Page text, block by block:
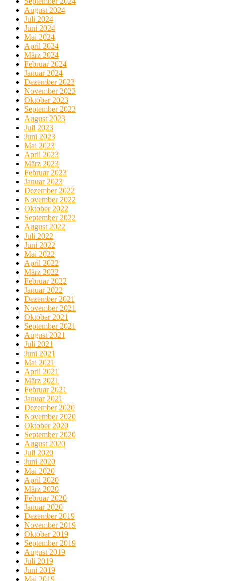
August 2024
Juli 2024
Juni 2024
Mai 2024
April 2024
März 2024
Februar 2024
Januar 2024
Dezember 2023
November 2023
Oktober 2023
September 2023
August 2023
Juli 2023
Juni 2023
Mai 2023
April 2023
März 2023
Februar 2023
Januar 2023
Dezember 2022
November 2022
Oktober 2022
September 2022
August 2022
Juli 2022
Juni 2022
Mai 2022
April 2022
März 2022
Februar 2022
Januar 2022
Dezember 2021
November 2021
Oktober 2021
September 2021
August 2021
Juli 2021
Juni 2021
Mai 2021
April 2021
März 2021
Februar 2021
Januar 2021
Dezember 2020
November 2020
Oktober 2020
September 2020
August 2020
Juli 2020
Juni 2020
Mai 2020
April 2020
März 2020
Februar 2020
Januar 2020
Dezember 2019
November 2019
Oktober 2019
September 2019
August 2019
Juli 2019
Juni 2019
Mai 2019